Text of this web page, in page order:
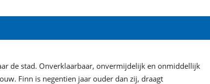
de stad. Onverklaarbaar, onvermijdelijk en onmiddellijk
Finn is negentien jaar ouder dan zij, draagt